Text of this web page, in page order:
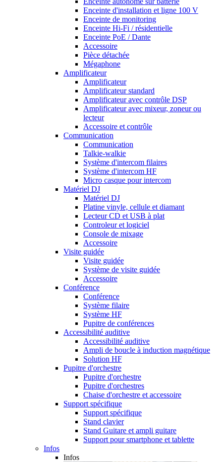
Enceinte d'installation et ligne 100 V
Enceinte de monitoring
Enceinte Hi-Fi / résidentielle
Enceinte PoE / Dante
Accessoire
Pièce détachée
Mégaphone
Amplificateur
Amplificateur
Amplificateur standard
Amplificateur avec contrôle DSP
Amplificateur avec mixeur, zoneur ou
lecteur
Accessoire et contrôle
Communication
Communication
Talkie-walkie
Système d'intercom filaires
Système d'intercom HF
Micro casque pour intercom
Matériel DJ
Matériel DJ
Platine vinyle, cellule et diamant
Lecteur CD et USB à plat
Controleur et logiciel
Console de mixage
Accessoire
Visite guidée
Visite guidée
Système de visite guidée
Accessoire
Conférence
Conférence
Système filaire
Système HF
Pupitre de conférences
Accessibilité auditive
Accessibilité auditive
Ampli de boucle à induction magnétique
Solution HF
Pupitre d'orchestre
Pupitre d'orchestre
Pupitre d'orchestres
Chaise d'orchestre et accessoire
Support spécifique
Support spécifique
Stand clavier
Stand Guitare et ampli guitare
Support pour smartphone et tablette
Infos
Infos